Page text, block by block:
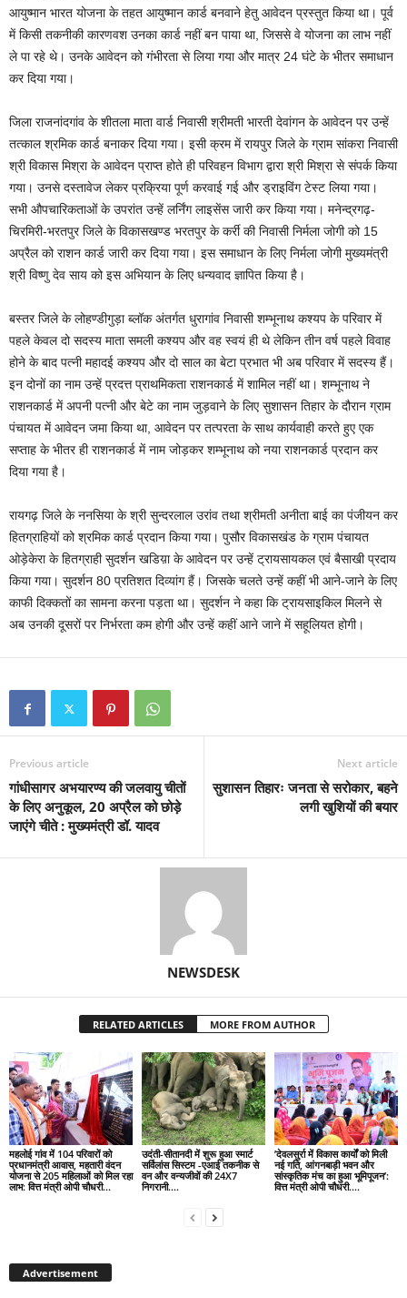
आयुष्मान भारत योजना के तहत आयुष्मान कार्ड बनवाने हेतु आवेदन प्रस्तुत किया था। पूर्व
में किसी तकनीकी कारणवश उनका कार्ड नहीं बन पाया था, जिससे वे योजना का लाभ नहीं
ले पा रहे थे। उनके आवेदन को गंभीरता से लिया गया और मात्र 24 घंटे के भीतर समाधान
कर दिया गया।
जिला राजनांदगांव के शीतला माता वार्ड निवासी श्रीमती भारती देवांगन के आवेदन पर उन्हें
तत्काल श्रमिक कार्ड बनाकर दिया गया। इसी क्रम में रायपुर जिले के ग्राम सांकरा निवासी
श्री विकास मिश्रा के आवेदन प्राप्त होते ही परिवहन विभाग द्वारा श्री मिश्रा से संपर्क किया
गया। उनसे दस्तावेज लेकर प्रक्रिया पूर्ण करवाई गई और ड्राइविंग टेस्ट लिया गया।
सभी औपचारिकताओं के उपरांत उन्हें लर्निंग लाइसेंस जारी कर किया गया। मनेन्द्रगढ़-
चिरमिरी-भरतपुर जिले के विकासखण्ड भरतपुर के कर्री की निवासी निर्मला जोगी को 15
अप्रैल को राशन कार्ड जारी कर दिया गया। इस समाधान के लिए निर्मला जोगी मुख्यमंत्री
श्री विष्णु देव साय को इस अभियान के लिए धन्यवाद ज्ञापित किया है।
बस्तर जिले के लोहण्डीगुड़ा ब्लॉक अंतर्गत धुरागांव निवासी शम्भूनाथ कश्यप के परिवार में
पहले केवल दो सदस्य माता समली कश्यप और वह स्वयं ही थे लेकिन तीन वर्ष पहले विवाह
होने के बाद पत्नी महादई कश्यप और दो साल का बेटा प्रभात भी अब परिवार में सदस्य हैं।
इन दोनों का नाम उन्हें प्रदत्त प्राथमिकता राशनकार्ड में शामिल नहीं था। शम्भूनाथ ने
राशनकार्ड में अपनी पत्नी और बेटे का नाम जुड़वाने के लिए सुशासन तिहार के दौरान ग्राम
पंचायत में आवेदन जमा किया था, आवेदन पर तत्परता के साथ कार्यवाही करते हुए एक
सप्ताह के भीतर ही राशनकार्ड में नाम जोड़कर शम्भूनाथ को नया राशनकार्ड प्रदान कर
दिया गया है।
रायगढ़ जिले के ननसिया के श्री सुन्दरलाल उरांव तथा श्रीमती अनीता बाई का पंजीयन कर
हितग्राहियों को श्रमिक कार्ड प्रदान किया गया। पुसौर विकासखंड के ग्राम पंचायत
ओड़ेकेरा के हितग्राही सुदर्शन खडिय़ा के आवेदन पर उन्हें ट्रायसायकल एवं बैसाखी प्रदाय
किया गया। सुदर्शन 80 प्रतिशत दिव्यांग हैं। जिसके चलते उन्हें कहीं भी आने-जाने के लिए
काफी दिक्कतों का सामना करना पड़ता था। सुदर्शन ने कहा कि ट्रायसाइकिल मिलने से
अब उनकी दूसरों पर निर्भरता कम होगी और उन्हें कहीं आने जाने में सहूलियत होगी।
Previous article
गांधीसागर अभयारण्य की जलवायु चीतों
के लिए अनुकूल, 20 अप्रैल को छोड़े
जाएंगे चीते : मुख्यमंत्री डॉ. यादव
Next article
सुशासन तिहारः जनता से सरोकार, बहने
लगी खुशियों की बयार
NEWSDESK
RELATED ARTICLES MORE FROM AUTHOR
महलोई गांव में 104 परिवारों को
प्रधानमंत्री आवास, महतारी वंदन
योजना से 205 महिलाओं को मिल रहा
लाभ: वित्त मंत्री ओपी चौधरी…
उदंती-सीतानदी में शुरू हुआ स्मार्ट
सर्विलांस सिस्टम -एआई तकनीक से
वन और वन्यजीवों की 24X7
निगरानी….
’देवलसुर्रा में विकास कार्यों को मिली
नई गति, आंगनबाड़ी भवन और
सांस्कृतिक मंच का हुआ भूमिपूजन’:
वित्त मंत्री ओपी चौधरी….
Advertisement